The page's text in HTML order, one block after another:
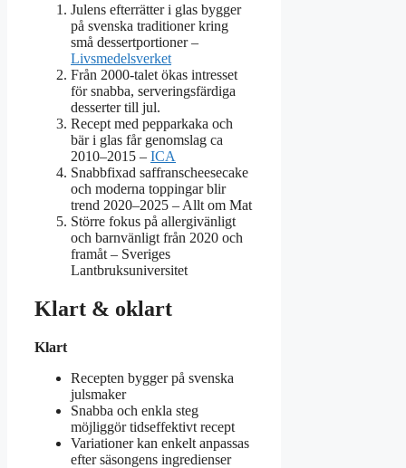
Julens efterrätter i glas bygger
på svenska traditioner kring
små dessertportioner –
Livsmedelsverket
Från 2000-talet ökas intresset
för snabba, serveringsfärdiga
desserter till jul.
Recept med pepparkaka och
bär i glas får genomslag ca
2010–2015 – ICA
Snabbfixad saffranscheesecake
och moderna toppingar blir
trend 2020–2025 – Allt om Mat
Större fokus på allergivänligt
och barnvänligt från 2020 och
framåt – Sveriges
Lantbruksuniversitet
Klart & oklart
Klart
Recepten bygger på svenska
julsmaker
Snabba och enkla steg
möjliggör tidseffektivt recept
Variationer kan enkelt anpassas
efter säsongens ingredienser